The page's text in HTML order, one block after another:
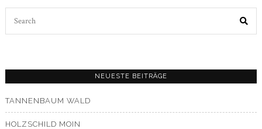
NEUESTE BEITRÄGE
TANNENBAUM WALD
HOLZSCHILD MOIN